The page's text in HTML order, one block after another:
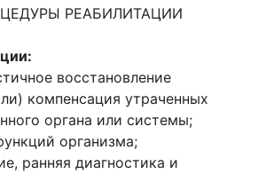
РЕАБИЛИТАЦИИ
восстановление
компенсация утраченных
органа или системы;
организма;
ранняя диагностика и